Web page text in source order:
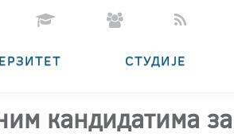
СТУДИЈЕ
кандидатима